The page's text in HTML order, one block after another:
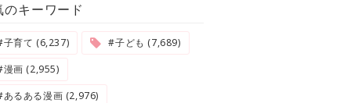
のキーワード
育て (6,237)
#子ども (7,689)
画 (2,955)
るある漫画 (2,976)